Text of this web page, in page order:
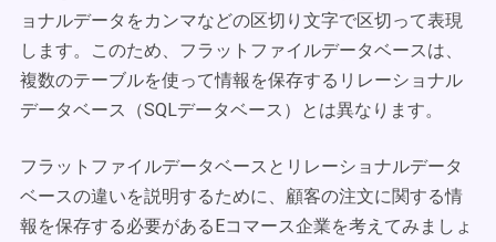
ョナルデータをカンマなどの区切り文字で区切って表現
します。このため、フラットファイルデータベースは、
複数のテーブルを使って情報を保存するリレーショナル
データベース（SQLデータベース）とは異なります。
フラットファイルデータベースとリレーショナルデータ
ベースの違いを説明するために、顧客の注文に関する情
報を保存する必要があるEコマース企業を考えてみましょ